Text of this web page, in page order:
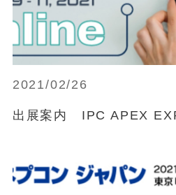
2021/02/26
出展案内 IPC APEX